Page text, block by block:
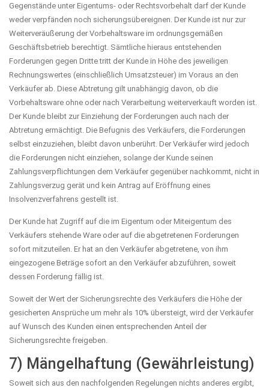
Gegenstände unter Eigentums- oder Rechtsvorbehalt darf der Kunde
weder verpfänden noch sicherungsübereignen. Der Kunde ist nur zur
Weiterveräußerung der Vorbehaltsware im ordnungsgemäßen
Geschäftsbetrieb berechtigt. Sämtliche hieraus entstehenden
Forderungen gegen Dritte tritt der Kunde in Höhe des jeweiligen
Rechnungswertes (einschließlich Umsatzsteuer) im Voraus an den
Verkäufer ab. Diese Abtretung gilt unabhängig davon, ob die
Vorbehaltsware ohne oder nach Verarbeitung weiterverkauft worden ist.
Der Kunde bleibt zur Einziehung der Forderungen auch nach der
Abtretung ermächtigt. Die Befugnis des Verkäufers, die Forderungen
selbst einzuziehen, bleibt davon unberührt. Der Verkäufer wird jedoch
die Forderungen nicht einziehen, solange der Kunde seinen
Zahlungsverpflichtungen dem Verkäufer gegenüber nachkommt, nicht in
Zahlungsverzug gerät und kein Antrag auf Eröffnung eines
Insolvenzverfahrens gestellt ist.
Der Kunde hat Zugriff auf die im Eigentum oder Miteigentum des
Verkäufers stehende Ware oder auf die abgetretenen Forderungen
sofort mitzuteilen. Er hat an den Verkäufer abgetretene, von ihm
eingezogene Beträge sofort an den Verkäufer abzuführen, soweit
dessen Forderung fällig ist.
Soweit der Wert der Sicherungsrechte des Verkäufers die Höhe der
gesicherten Ansprüche um mehr als 10% übersteigt, wird der Verkäufer
auf Wunsch des Kunden einen entsprechenden Anteil der
Sicherungsrechte freigeben.
7) Mängelhaftung (Gewährleistung)
Soweit sich aus den nachfolgenden Regelungen nichts anderes ergibt,